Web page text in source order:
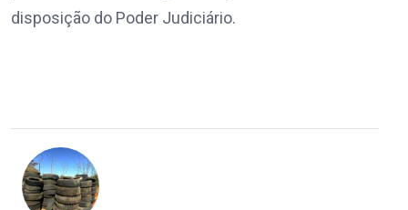
disposição do Poder Judiciário.